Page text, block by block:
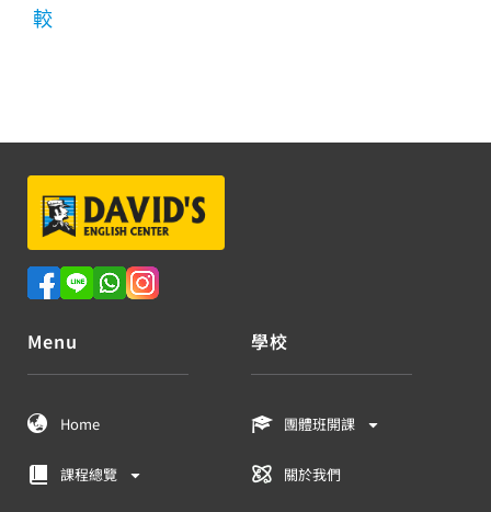
較
Menu
Home
課程總覽
學校
團體班開課
關於我們